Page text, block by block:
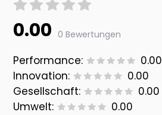
0.00 0 Bewertungen
Performance:
0.00
Innovation:
0.00
Gesellschaft:
0.00
Umwelt:
0.00